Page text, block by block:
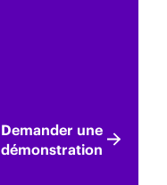
Demander une
démonstration